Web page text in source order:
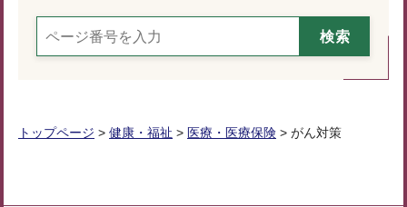
トップページ > 健康・福祉 > 医療・医療保険 > がん対策